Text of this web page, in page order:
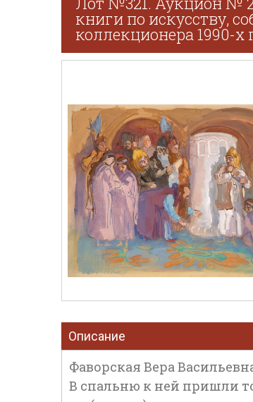
книги по искусству,
коллекционера 1990-х
Описание
Фаворская Вера
В спальню к ней пришли